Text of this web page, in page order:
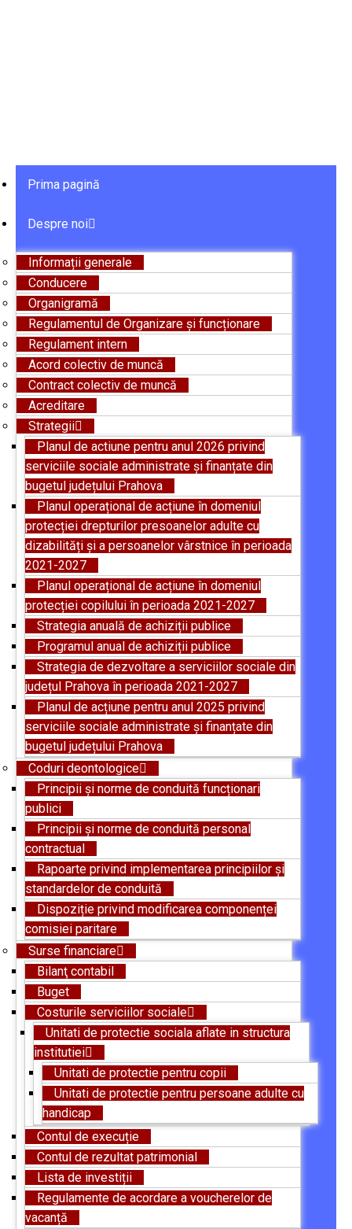
Prima pagină
Despre noi
Informații generale
Conducere
Organigramă
Regulamentul de Organizare și funcționare
Regulament intern
Acord colectiv de muncă
Contract colectiv de muncă
Acreditare
Strategii
Planul de actiune pentru anul 2026 privind
serviciile sociale administrate și finanțate din
bugetul județului Prahova
Planul operațional de acțiune în domeniul
protecției drepturilor presoanelor adulte cu
dizabilități și a persoanelor vârstnice în perioada
2021-2027
Planul operațional de acțiune în domeniul
protecției copilului în perioada 2021-2027
Strategia anuală de achiziții publice
Programul anual de achiziții publice
Strategia de dezvoltare a serviciilor sociale din
județul Prahova în perioada 2021-2027
Planul de acțiune pentru anul 2025 privind
serviciile sociale administrate și finanțate din
bugetul județului Prahova
Coduri deontologice
Principii și norme de conduită funcționari
publici
Principii și norme de conduită personal
contractual
Rapoarte privind implementarea principiilor și
standardelor de conduită
Dispoziție privind modificarea componenței
comisiei paritare
Surse financiare
Bilanţ contabil
Buget
Costurile serviciilor sociale
Unitati de protectie sociala aflate in structura
institutiei
Unitati de protectie pentru copii
Unitati de protectie pentru persoane adulte cu
handicap
Contul de execuție
Contul de rezultat patrimonial
Lista de investiții
Regulamente de acordare a voucherelor de
vacanță